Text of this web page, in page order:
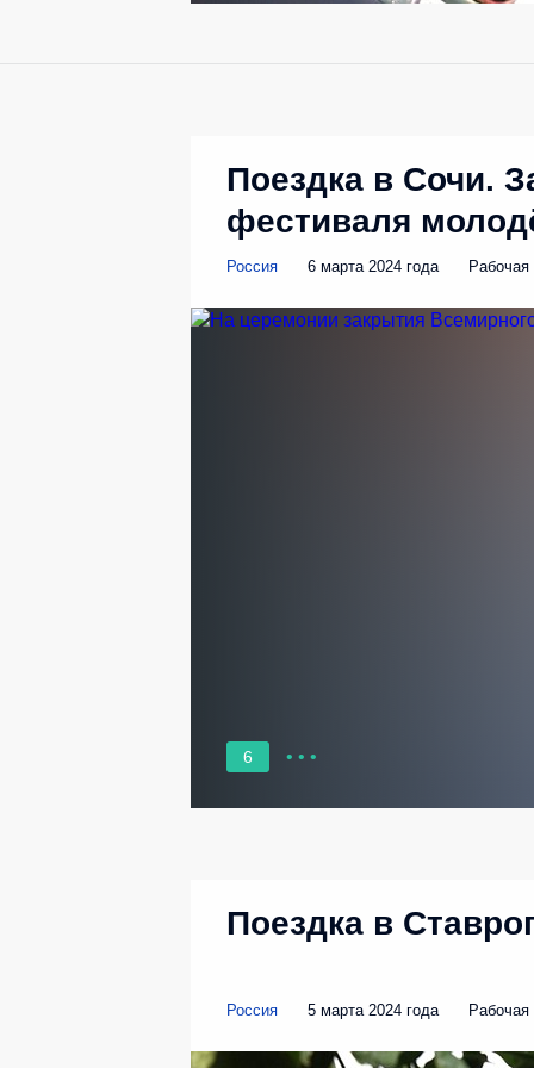
Поездка в Сочи.
фестиваля
Россия 6 марта 2024 года Рабочая
6
Поездка в
Россия 5 марта 2024 года Рабочая